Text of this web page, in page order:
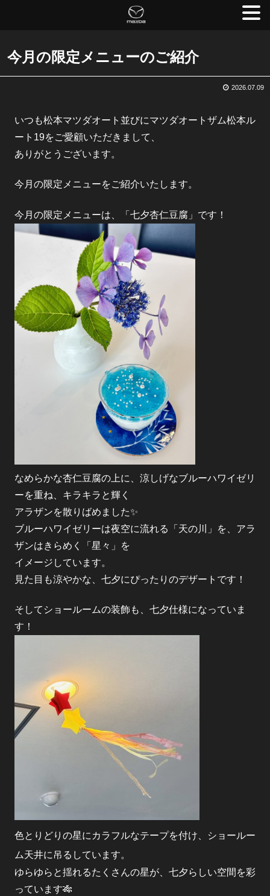
今月の限定メニューのご紹介
2026.07.09
いつも松本マツダオート並びにマツダオートザム松本ル
ート19をご愛顧いただきまして、
ありがとうございます。
今月の限定メニューをご紹介いたします。
今月の限定メニューは、「七夕杏仁豆腐」です！
なめらかな杏仁豆腐の上に、涼しげなブルーハワイゼリ
ーを重ね、キラキラと輝く
アラザンを散りばめました✨
ブルーハワイゼリーは夜空に流れる「天の川」を、アラ
ザンはきらめく「星々」を
イメージしています。
見た目も涼やかな、七夕にぴったりのデザートです！
そしてショールームの装飾も、七夕仕様になっていま
す！
色とりどりの星にカラフルなテープを付け、ショールー
ム天井に吊るしています。
ゆらゆらと揺れるたくさんの星が、七夕らしい空間を彩
っています🎋